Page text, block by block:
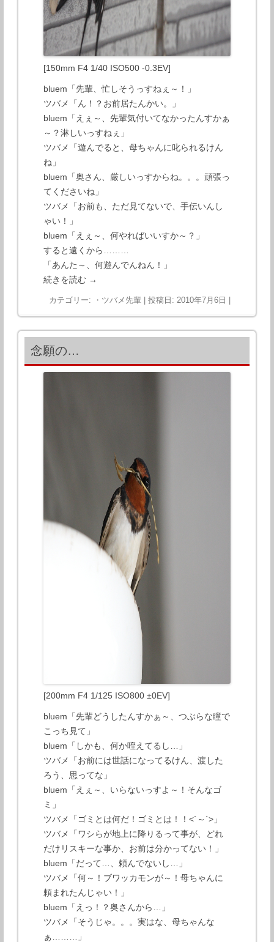
[150mm F4 1/40 ISO500 -0.3EV]
bluem「先輩、忙しそうっすねぇ～！」
ツバメ「ん！？お前居たんかい。」
bluem「えぇ～、先輩気付いてなかったんすかぁ
～？淋しいっすねぇ」
ツバメ「遊んでると、母ちゃんに叱られるけん
ね」
bluem「奥さん、厳しいっすからね。。。頑張っ
てくださいね」
ツバメ「お前も、ただ見てないで、手伝いんし
ゃい！」
bluem「えぇ～、何やればいいすか～？」
すると遠くから………
「あんた～、何遊んでんねん！」
続きを読む →
カテゴリー: ・ツバメ先輩 | 投稿日: 2010年7月6日
念願の…
[200mm F4 1/125 ISO800 ±0EV]
bluem「先輩どうしたんすかぁ～、つぶらな瞳で
こっち見て」
bluem「しかも、何か咥えてるし…」
ツバメ「お前には世話になってるけん、渡した
ろう、思ってな」
bluem「えぇ～、いらないっすよ～！そんなゴ
ミ」
ツバメ「ゴミとは何だ！ゴミとは！！<`～´>」
ツバメ「ワシらが地上に降りるって事が、どれ
だけリスキーな事か、お前は分かってない！」
bluem「だって…、頼んでないし…」
ツバメ「何～！ブワッカモンが～！母ちゃんに
頼まれたんじゃい！」
bluem「えっ！？奥さんから…」
ツバメ「そうじゃ。。。実はな、母ちゃんな
ぁ………」